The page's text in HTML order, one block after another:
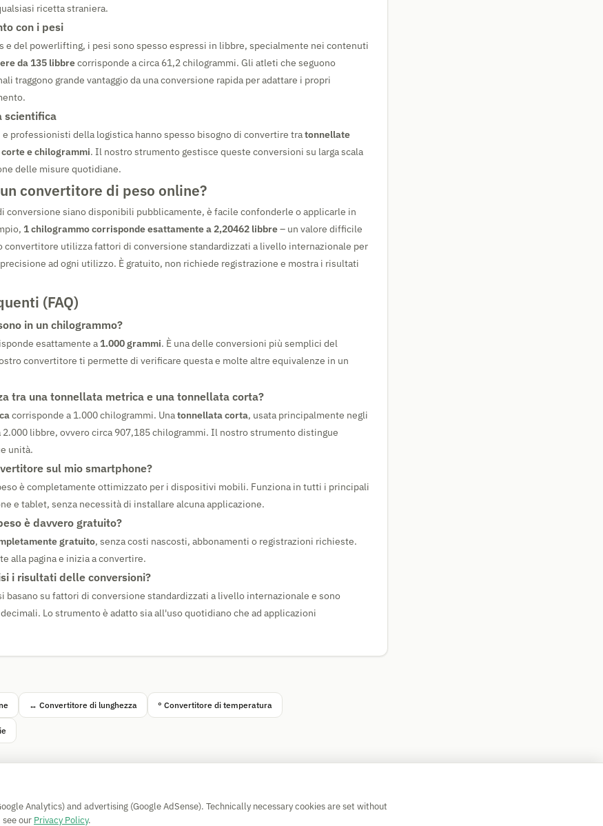
ricetta straniera.
con i pesi
e del powerlifting, i pesi sono spesso espressi in libbre, specialmente nei contenuti
da 135 libbrecorrisponde a circa 61,2 chilogrammi. Gli atleti che seguono
traggono grande vantaggio da una conversione rapida per adattare i propri
scientifica
professionisti della logistica hanno spesso bisogno di convertire tratonnellate
e chilogrammi. Il nostro strumento gestisce queste conversioni su larga scala
delle misure quotidiane.
convertitore di peso online?
conversione siano disponibili pubblicamente, è facile confonderle o applicarle in
1 chilogrammo corrisponde esattamente a 2,20462 libbre– un valore difficile
convertitore utilizza fattori di conversione standardizzati a livello internazionale per
ad ogni utilizzo. È gratuito, non richiede registrazione e mostra i risultati
(FAQ)
in un chilogrammo?
esattamente a 1.000 grammi. È una delle conversioni più semplici del
convertitore ti permette di verificare questa e molte altre equivalenze in un
tra una tonnellata metrica e una tonnellata corta?
corrisponde a 1.000 chilogrammi. Unatonnellata corta, usata principalmente negli
2.000 libbre, ovvero circa 907,185 chilogrammi. Il nostro strumento distingue
unità.
sul mio smartphone?
è completamente ottimizzato per i dispositivi mobili. Funziona in tutti i principali
e tablet, senza necessità di installare alcuna applicazione.
è davvero gratuito?
gratuito, senza costi nascosti, abbonamenti o registrazioni richieste.
alla pagina e inizia a convertire.
i risultati delle conversioni?
basano su fattori di conversione standardizzati a livello internazionale e sono
Lo strumento è adatto sia all'uso quotidiano che ad applicazioni
↔ Convertitore di lunghezza ° Convertitore di temperatura
Impressum
| Privacy | Terms |
🍪 Cookies
Analytics) and advertising (Google AdSense). Technically necessary cookies are set without
our Privacy Policy.